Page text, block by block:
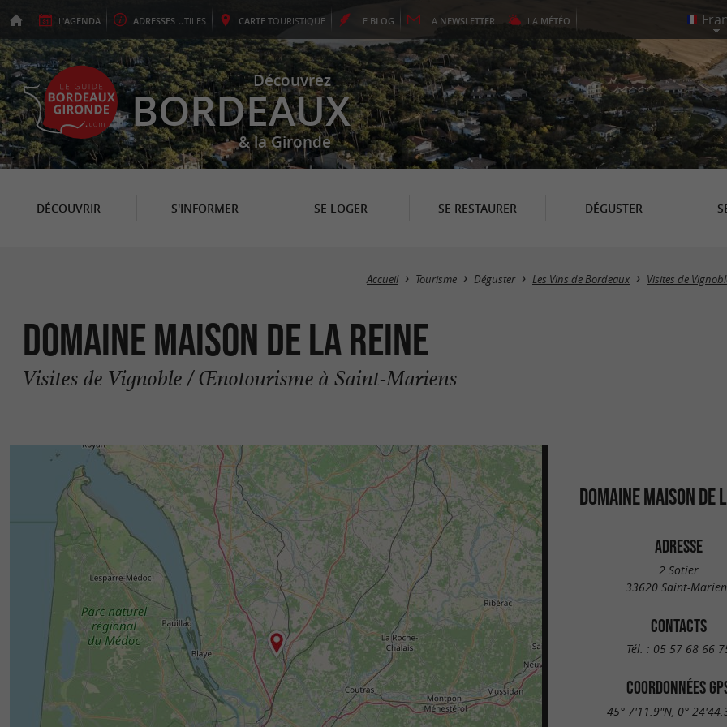
L'AGENDA ADRESSES UTILES CARTE TOURISTIQUE LE BLOG LA NEWSLETTER LA MÉTÉO
Découvrez
BORDEAUX
& la Gironde
DÉCOUVRIR S'INFORMER SE LOGER SE RESTAURER DÉGUSTER
Accueil Tourisme Déguster Les Vins de Bordeaux Visites de
Domaine Maison de la Reine
Visites de Vignoble / Œnotourisme à Saint-Mariens
DOMAINE MAISON DE
ADRESSE
2 Sotier
33620 Saint-
CONTACTS
Tél. : 05 57 68 66
COORDONNÉES
45° 7'11.9"N, 0°